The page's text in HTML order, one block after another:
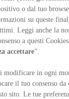
Sitemap
o dal tuo
su queste
Leggi anche la
a questi
accettare”.
modificare in ogni
il tuo consenso
sito. Le tue